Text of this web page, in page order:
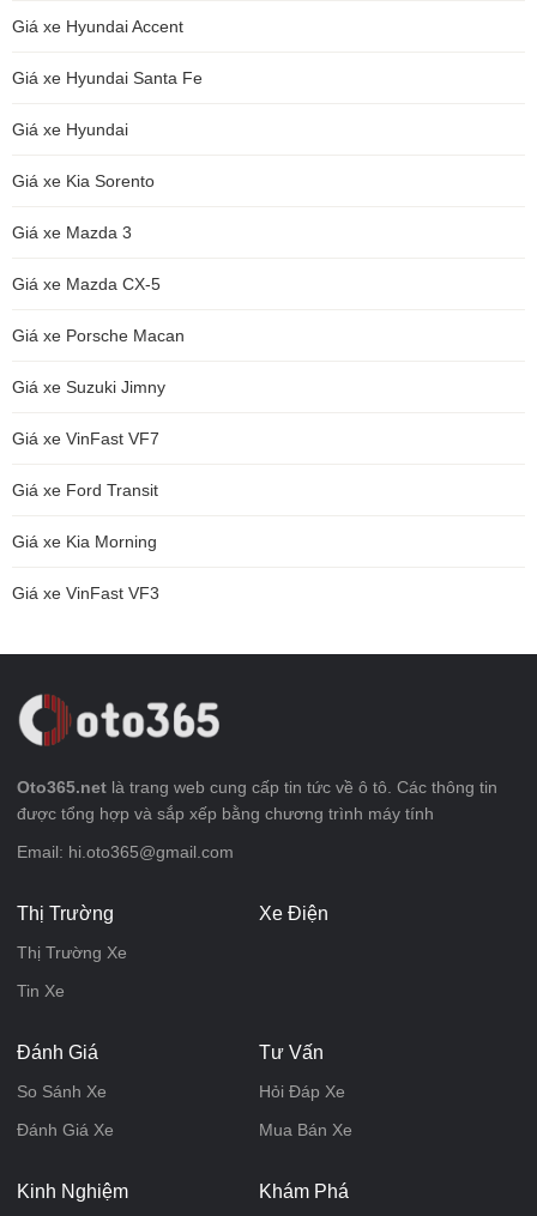
Giá xe Hyundai Accent
Giá xe Hyundai Santa Fe
Giá xe Hyundai
Giá xe Kia Sorento
Giá xe Mazda 3
Giá xe Mazda CX-5
Giá xe Porsche Macan
Giá xe Suzuki Jimny
Giá xe VinFast VF7
Giá xe Ford Transit
Giá xe Kia Morning
Giá xe VinFast VF3
Oto365.net là trang web cung cấp tin tức về ô tô. Các thông tin
được tổng hợp và sắp xếp bằng chương trình máy tính
Email: hi.oto365@gmail.com
Thị Trường
Thị Trường Xe
Tin Xe
Xe Điện
Đánh Giá
So Sánh Xe
Đánh Giá Xe
Tư Vấn
Hỏi Đáp Xe
Mua Bán Xe
Kinh Nghiệm Khám Phá